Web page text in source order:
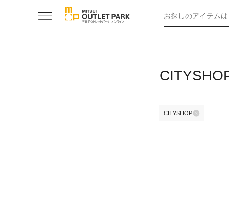
お探しのアイテム
CITYSHOP